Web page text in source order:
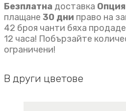
Безплатна доставка
плащане 30 дни право на
42 броя чанти бяха
12 часа! Побързайте
ограничени!
В други цветове